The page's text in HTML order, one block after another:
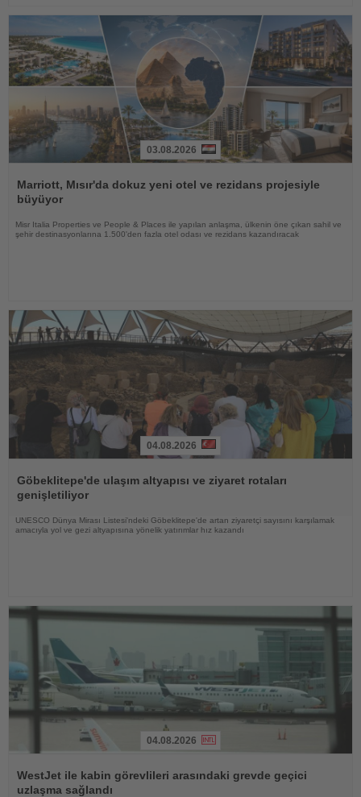
Oku
03.08.2026
Marriott, Mısır'da dokuz yeni otel ve rezidans projesiyle
büyüyor
Misr Italia Properties ve People & Places ile yapılan anlaşma, ülkenin öne çıkan sahil ve
şehir destinasyonlarına 1.500'den fazla otel odası ve rezidans kazandıracak
Oku
04.08.2026
Göbeklitepe'de ulaşım altyapısı ve ziyaret rotaları
genişletiliyor
UNESCO Dünya Mirası Listesi'ndeki Göbeklitepe'de artan ziyaretçi sayısını karşılamak
amacıyla yol ve gezi altyapısına yönelik yatırımlar hız kazandı
Oku
04.08.2026
WestJet ile kabin görevlileri arasındaki grevde geçici
uzlaşma sağlandı